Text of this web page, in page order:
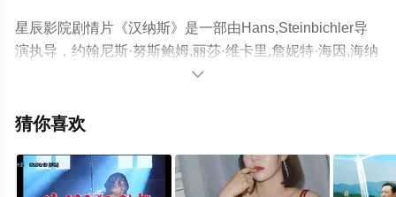
星辰影院剧情片《汉纳斯》是一部由Hans,Steinbichler导
演执导，约翰尼斯·努斯鲍姆,丽莎·维卡里,詹妮特·海因,海纳
·劳特尔巴赫,薇蕾娜·阿尔顿布格尔,伦纳德·施彻,加布里拉·
劳斯·施泰因巴赫,迈克尔·克兰茨,尼基·冯·坦珀霍夫,安娜·普
看高清未删减完整版电影大全就上星辰影视，更多相关信
息可移步至豆瓣电影、电视猫或剧情网等平台了解。

猜你喜欢